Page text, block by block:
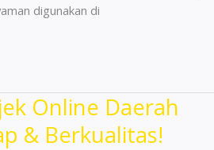
digunakan di
Online Daerah
& Berkualitas!